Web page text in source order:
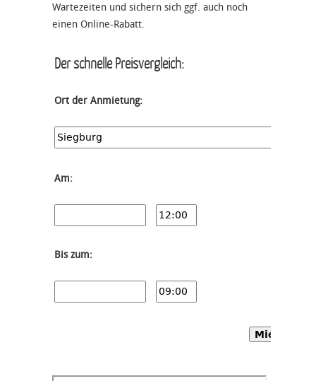
Wartezeiten und sichern sich ggf. auch noch
einen Online-Rabatt.
Der schnelle Preisvergleich:
Ort der Anmietung:
Am:
Bis zum: